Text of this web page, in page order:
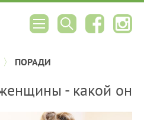
ПОРАДИ
- какой он